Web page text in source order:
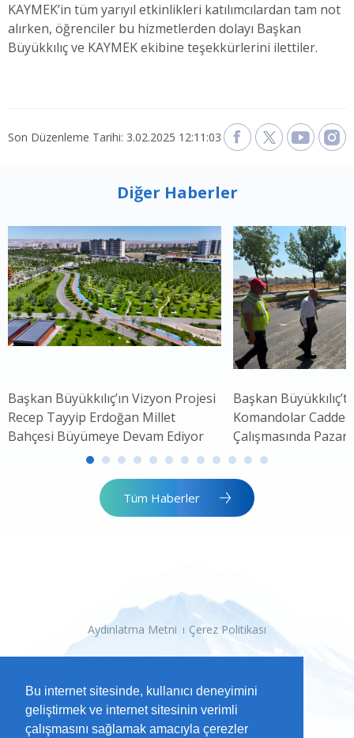
Bu internet sitesinde, kullanıcı deneyimini
geliştirmek ve internet sitesinin verimli
çalışmasını sağlamak amacıyla çerezler
KAYMEK’in tüm yarıyıl etkinlikleri katılımcılardan tam not
alırken, öğrenciler bu hizmetlerden dolayı Başkan
Büyükkılıç ve KAYMEK ekibine teşekkürlerini ilettiler.
Son Düzenleme Tarihi: 3.02.2025 12:11:03
Diğer Haberler
Başkan Büyükkılıç’ın Vizyon Projesi
Recep Tayyip Erdoğan Millet
Bahçesi Büyümeye Devam Ediyor
Başkan
Komandolar
Çalışmasında
Tüm Haberler
Aydınlatma Metni Çerez Politikası